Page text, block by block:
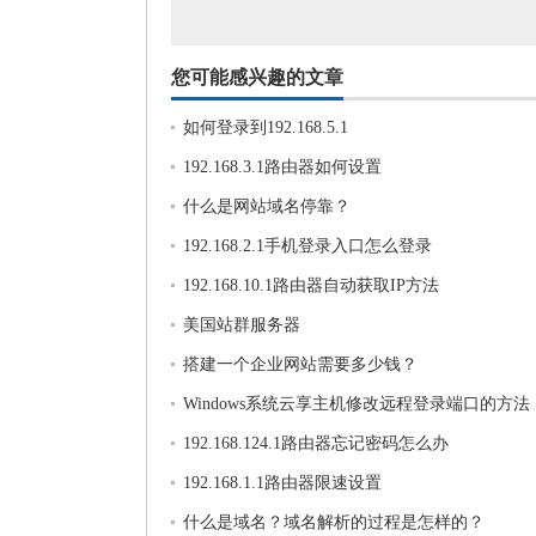
您可能感兴趣的文章
如何登录到192.168.5.1
192.168.3.1路由器如何设置
什么是网站域名停靠？
192.168.2.1手机登录入口怎么登录
192.168.10.1路由器自动获取IP方法
美国站群服务器
搭建一个企业网站需要多少钱？
Windows系统云享主机修改远程登录端口的方法
192.168.124.1路由器忘记密码怎么办
192.168.1.1路由器限速设置
什么是域名？域名解析的过程是怎样的？